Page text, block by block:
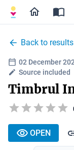
Back to results
02 December
Source included
Timbrul
OPEN